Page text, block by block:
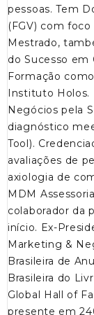
pessoas. Tem
(FGV) com
Mestrado,
do Sucesso em
Formação
Instituto Holos.
Negócios pela
diagnóstico
Tool).
avaliações de
axiologia de
MDM
colaborador da
início. Ex-
Marketing &
Brasileira de
Brasileira do
Global Hall of
presente em